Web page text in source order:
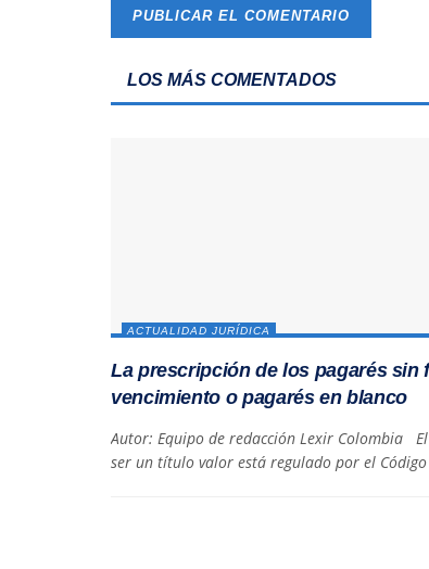
LOS MÁS COMENTADOS
ACTUALIDAD JURÍDICA
La prescripción de los pagarés sin
vencimiento o pagarés en blanco
Autor: Equipo de redacción Lexir Colombia
ser un título valor está regulado por el Código